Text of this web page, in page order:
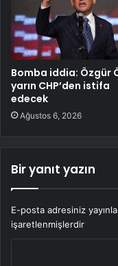
Bomba iddia: Özgür
yarın CHP’den istifa
edecek
Ağustos 6, 2026
Bir yanıt yazın
E-posta adresiniz
işaretlenmişlerdir